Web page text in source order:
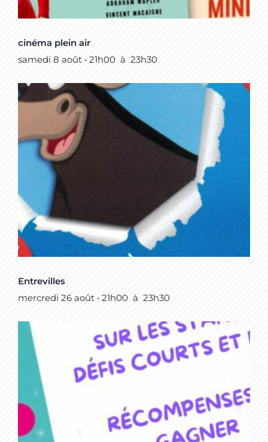
cinéma plein air
samedi 8 août • 21h00 à 23h30
Entrevilles
mercredi 26 août • 21h00 à 23h30